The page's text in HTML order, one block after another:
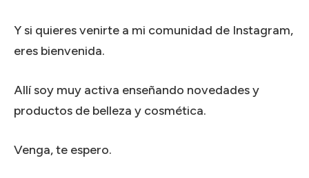
Y si quieres venirte a mi comunidad de Instagram,
eres bienvenida.
Allí soy muy activa enseñando novedades y
productos de belleza y cosmética.
Venga, te espero.